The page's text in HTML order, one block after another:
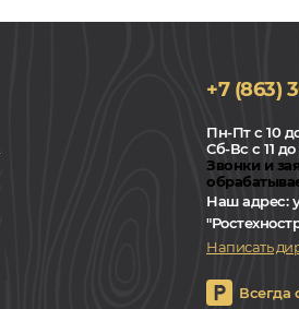
+7 (863)
Пн-Пт с 10
Сб-Вс с 11 до
Звонки и
Наш адрес:
Написать
Всегда